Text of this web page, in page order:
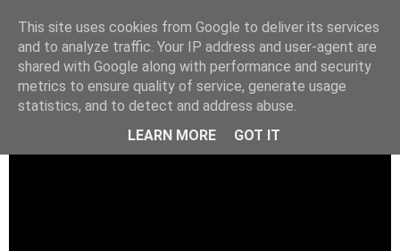
This site uses cookies from Google to deliver its services
and to analyze traffic. Your IP address and user-agent are
shared with Google along with performance and security
metrics to ensure quality of service, generate usage
statistics, and to detect and address abuse.
LEARN MORE
GOT IT